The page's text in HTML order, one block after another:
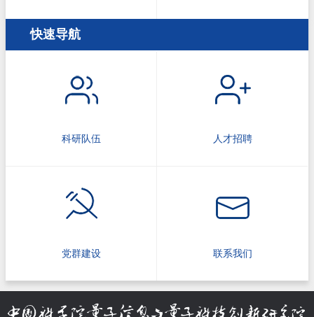
快速导航
科研队伍 人才招聘
党群建设 联系我们